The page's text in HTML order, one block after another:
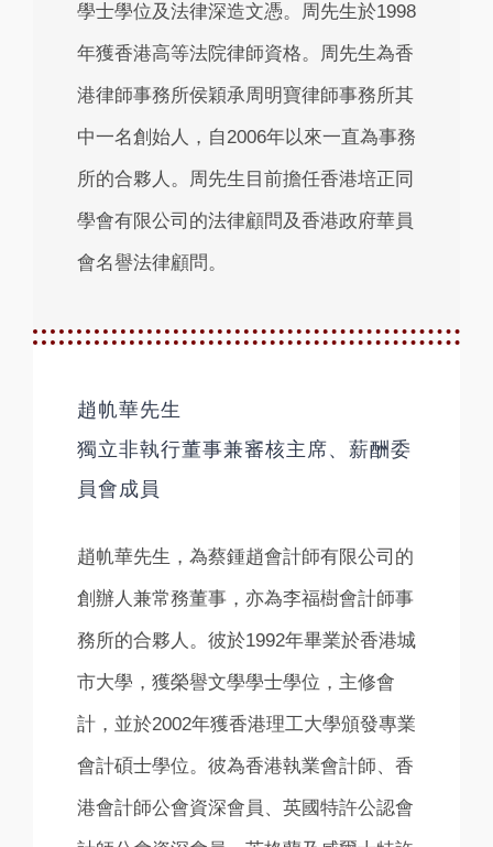
學士學位及法律深造文憑。周先生於1998
年獲香港高等法院律師資格。周先生為香
港律師事務所侯穎承周明寶律師事務所其
中一名創始人，自2006年以來一直為事務
所的合夥人。周先生目前擔任香港培正同
學會有限公司的法律顧問及香港政府華員
會名譽法律顧問。
趙㠶華先生
獨立非執行董事兼審核主席、薪酬委
員會成員
趙㠶華先生，為蔡鍾趙會計師有限公司的
創辦人兼常務董事，亦為李福樹會計師事
務所的合夥人。彼於1992年畢業於香港城
市大學，獲榮譽文學學士學位，主修會
計，並於2002年獲香港理工大學頒發專業
會計碩士學位。彼為香港執業會計師、香
港會計師公會資深會員、英國特許公認會